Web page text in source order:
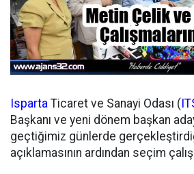
Isparta Ticaret ve Sanayi Odası (
Başkanı ve yeni dönem başkan
geçtiğimiz günlerde
açıklamasının ardından seçim